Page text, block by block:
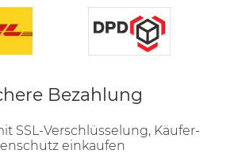
Bezahlung
SSL-Verschlüsselung, Käufer-
einkaufen